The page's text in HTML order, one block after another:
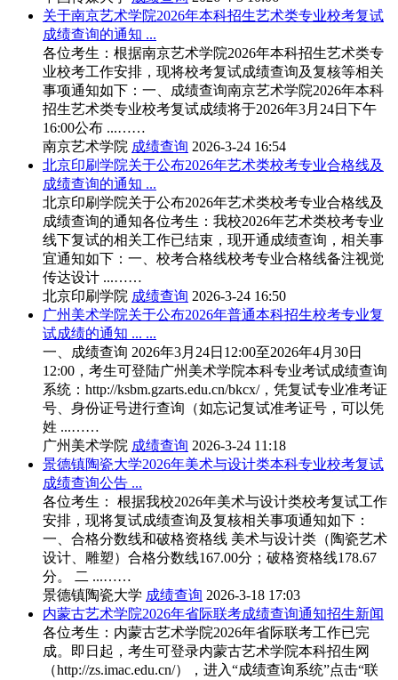
关于南京艺术学院2026年本科招生艺术类专业校考复试
成绩查询的通知 ...
各位考生：根据南京艺术学院2026年本科招生艺术类专
业校考工作安排，现将校考复试成绩查询及复核等相关
事项通知如下：一、成绩查询南京艺术学院2026年本科
招生艺术类专业校考复试成绩将于2026年3月24日下午
16:00公布 ...……
南京艺术学院 成绩查询 2026-3-24 16:54
北京印刷学院关于公布2026年艺术类校考专业合格线及
成绩查询的通知 ...
北京印刷学院关于公布2026年艺术类校考专业合格线及
成绩查询的通知各位考生：我校2026年艺术类校考专业
线下复试的相关工作已结束，现开通成绩查询，相关事
宜通知如下：一、校考合格线校考专业合格线备注视觉
传达设计 ...……
北京印刷学院 成绩查询 2026-3-24 16:50
广州美术学院关于公布2026年普通本科招生校考专业复
试成绩的通知 ... ...
一、成绩查询 2026年3月24日12:00至2026年4月30日
12:00，考生可登陆广州美术学院本科专业考试成绩查询
系统：http://ksbm.gzarts.edu.cn/bkcx/，凭复试专业准考证
号、身份证号进行查询（如忘记复试准考证号，可以凭
姓 ...……
广州美术学院 成绩查询 2026-3-24 11:18
景德镇陶瓷大学2026年美术与设计类本科专业校考复试
成绩查询公告 ...
各位考生： 根据我校2026年美术与设计类校考复试工作
安排，现将复试成绩查询及复核相关事项通知如下：
一、合格分数线和破格资格线 美术与设计类（陶瓷艺术
设计、雕塑）合格分数线167.00分；破格资格线178.67
分。 二 ...……
景德镇陶瓷大学 成绩查询 2026-3-18 17:03
内蒙古艺术学院2026年省际联考成绩查询通知招生新闻
各位考生：内蒙古艺术学院2026年省际联考工作已完
成。即日起，考生可登录内蒙古艺术学院本科招生网
（http://zs.imac.edu.cn/），进入“成绩查询系统”点击“联